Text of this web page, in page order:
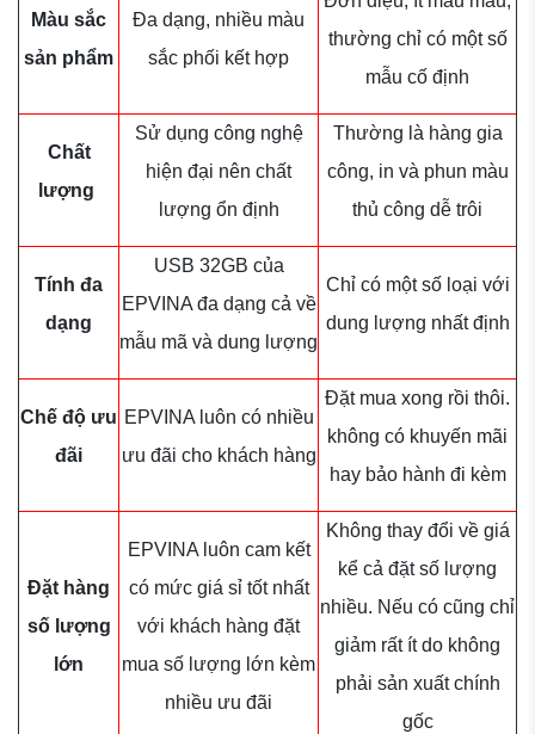
Màu sắc
sản phẩm
Đa dạng, nhiều màu
sắc phối kết hợp
thường chỉ có một số
mẫu cố định
Chất
lượng
Sử dụng công nghệ
hiện đại nên chất
lượng ổn định
Thường là hàng gia
công, in và phun màu
thủ công dễ trôi
Tính đa
dạng
USB 32GB của
EPVINA đa dạng cả về
mẫu mã và dung lượng
Chỉ có một số loại với
dung lượng nhất định
Chế độ ưu
đãi
EPVINA luôn có nhiều
ưu đãi cho khách hàng
Đặt mua xong rồi thôi.
không có khuyến mãi
hay bảo hành đi kèm
Đặt hàng
số lượng
lớn
EPVINA luôn cam kết
có mức giá sỉ tốt nhất
với khách hàng đặt
mua số lượng lớn kèm
nhiều ưu đãi
Không thay đổi về giá
kể cả đặt số lượng
nhiều. Nếu có cũng chỉ
giảm rất ít do không
phải sản xuất chính
gốc